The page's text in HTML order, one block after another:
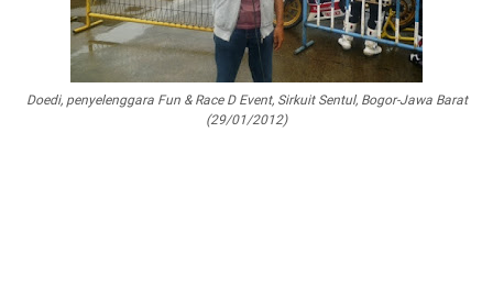
Doedi, penyelenggara Fun & Race D Event, Sirkuit Sentul, Bogor-Jawa Barat
(29/01/2012)